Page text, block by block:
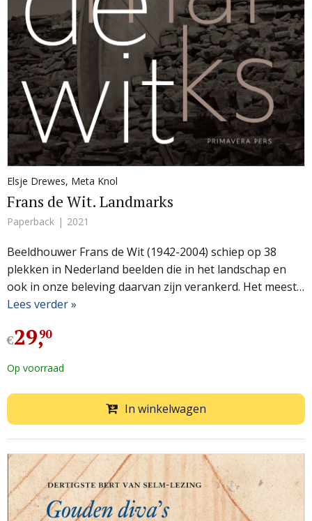
Elsje Drewes, Meta Knol
Frans de Wit. Landmarks
Paperback 2021
Beeldhouwer Frans de Wit (1942-2004) schiep op 38
plekken in Nederland beelden die in het landschap en
ook in onze beleving daarvan zijn verankerd. Het meest…
Lees verder »
€29,90
Op voorraad
In winkelwagen